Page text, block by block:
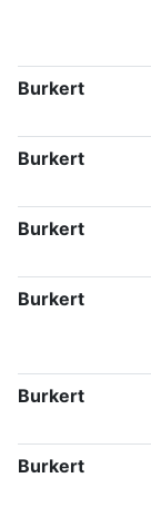
Burkert
Burkert
Burkert
Burkert
Burkert
Burkert